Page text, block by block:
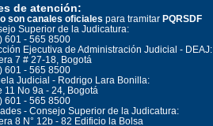
de atención:
son canales oficiales para tramitar PQRSDF
Superior de la Judicatura:
601 - 565 8500
Ejecutiva de Administración Judicial - DEAJ:
7 # 27-18, Bogotá
601 - 565 8500
Judicial - Rodrigo Lara Bonilla:
11 No 9a - 24, Bogotá
601 - 565 8500
- Consejo Superior de la Judicatura:
8 N° 12b - 82 Edificio la Bolsa